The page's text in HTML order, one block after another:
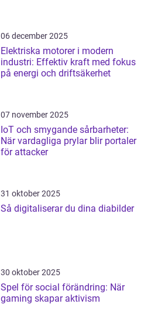
06 december 2025
Elektriska motorer i modern
industri: Effektiv kraft med fokus
på energi och driftsäkerhet
07 november 2025
IoT och smygande sårbarheter:
När vardagliga prylar blir portaler
för attacker
31 oktober 2025
Så digitaliserar du dina diabilder
30 oktober 2025
Spel för social förändring: När
gaming skapar aktivism